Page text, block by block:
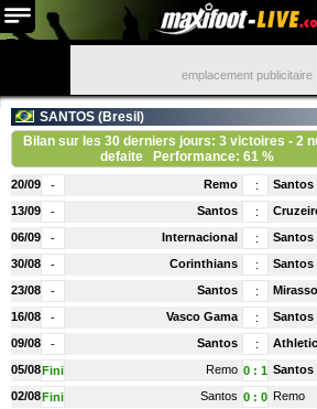
emplacement publicitaire
SANTOS (Bresil )
Bilan sur les 30 derniers jours: 3 victoires - 2
defaite
Performance: 61 %
20/09 - Remo : Santos
13/09 - Santos :
06/09 - Internacional : Santos
30/08 - Corinthians : Santos
23/08 - Santos : Mirassol
16/08 - Vasco Gama : Santos
09/08 - Santos :
05/08 Fini Remo 0 : 1 Santos
02/08 Fini Santos 0 : 0 Remo